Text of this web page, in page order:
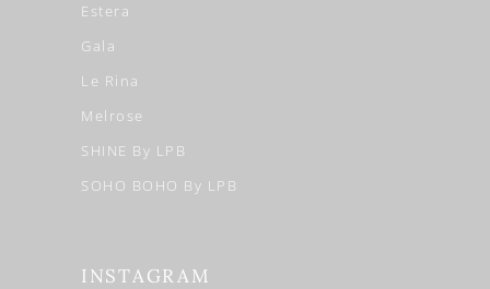
Estera
Gala
Le Rina
Melrose
SHINE By LPB
SOHO BOHO By LPB
INSTAGRAM